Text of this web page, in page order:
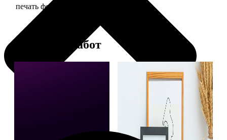
печать фото 13х18
Примеры работ